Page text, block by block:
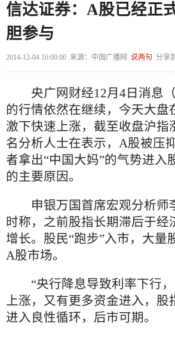
信达证券：A股已经正
胆参与
2014-12-04 16:00:00 来源： 中国广播网 说两句 分享
央广网财经12月4日消息（
的行情依然在继续，今天大盘
激下快速上涨，截至收盘沪指
名分析人士在表示，A股被压
者拿出“中国大妈”的气势进
的主要原因。
申银万国首席宏观分析师
时称，之前股指长期滞后于
增长。股民“跑步”入市，大量
A股市场。
“央行降息导致利率下行，
上涨，又有更多资金进入，
进入良性循环，后市可期。